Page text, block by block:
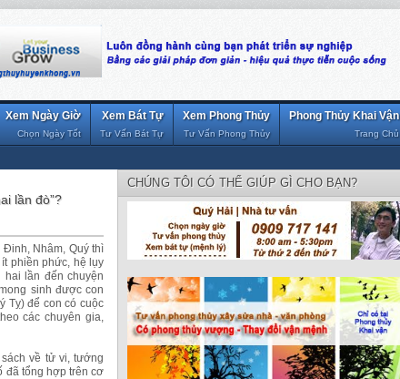
Phong Thủy Khai Vận
Trang Chủ
Xem Phong Thủy
Tư Vấn Phong Thủy
Xem Bát Tự
Tư Vấn Bát Tự
Xem Ngày Giờ
Chọn Ngày Tốt
lần đò”?
Đinh, Nhâm, Quý thì
phiền phức, hệ lụy
lần đến chuyện
sinh được con
Tỵ) để con có cuộc
các chuyên gia,
về tử vi, tướng
đã tổng hợp trên cơ
CHÚNG TÔI CÓ THỂ GIÚP GÌ CHO BẠN?